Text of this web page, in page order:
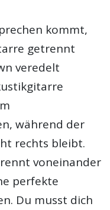
kommt,
getrennt
veredelt
während der
rechts bleibt.
voneinander
perfekte
Du musst dich